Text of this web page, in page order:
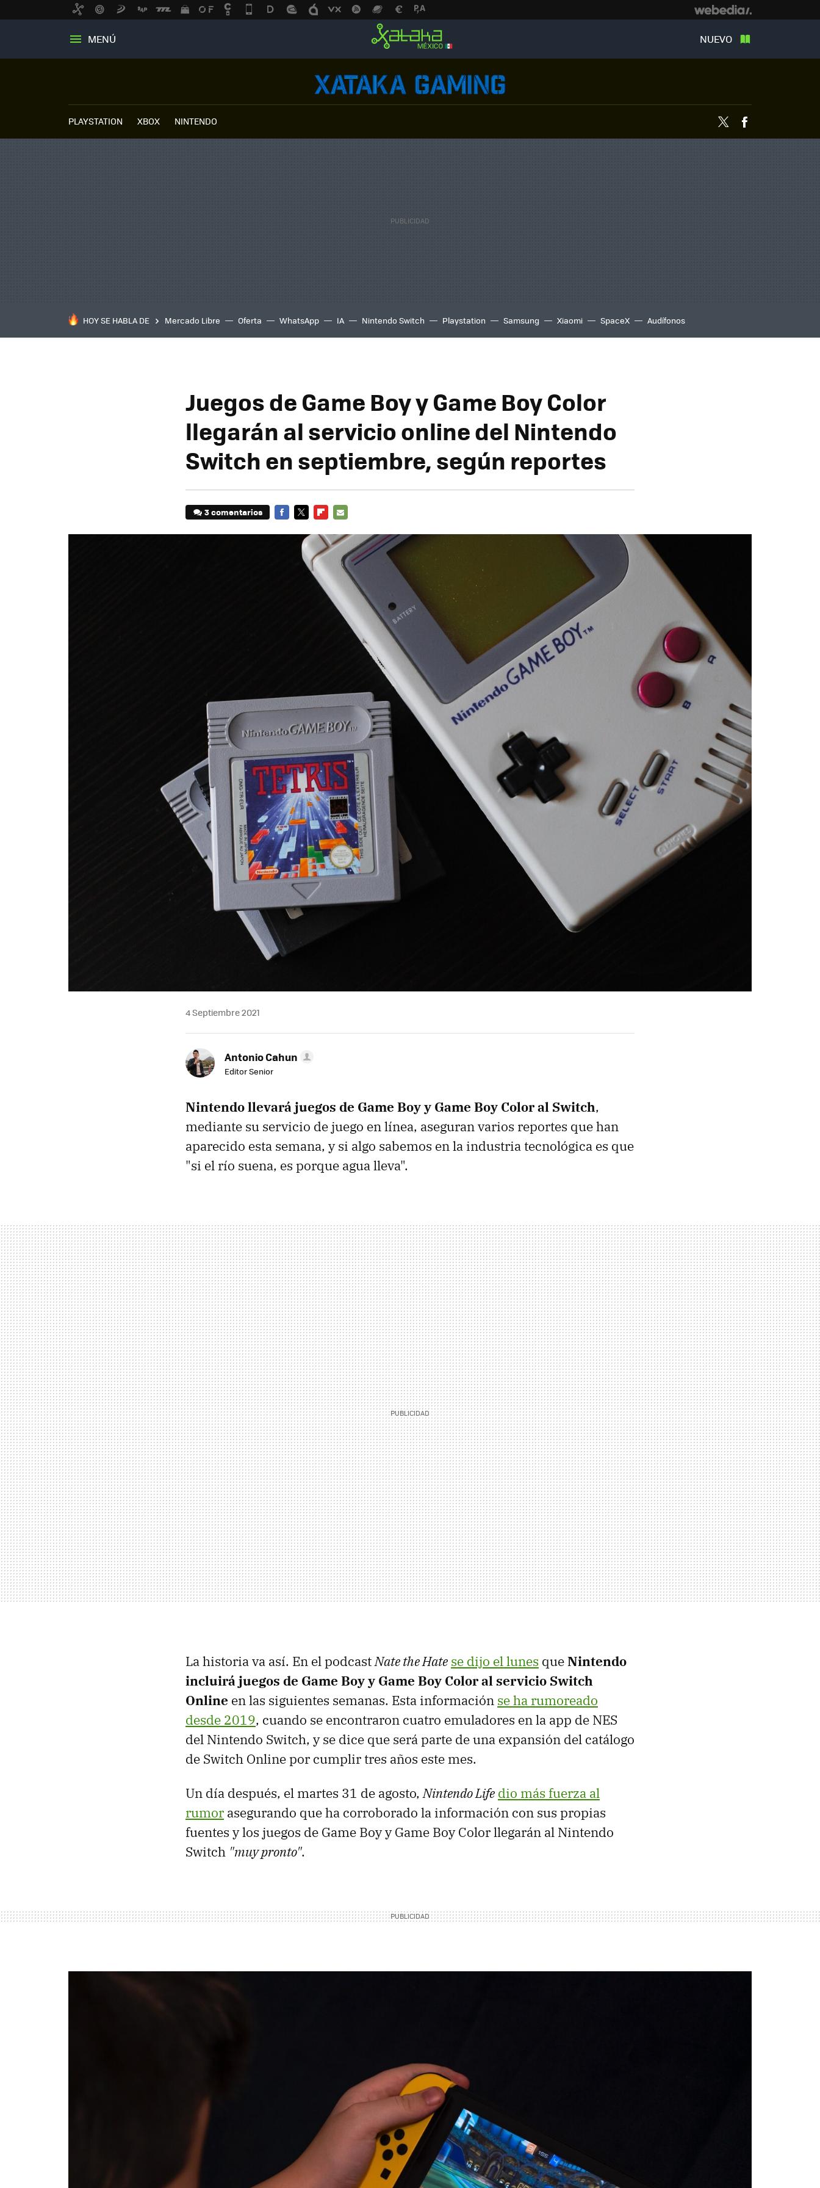
MENÚ NUEVO
PLAYSTATION XBOX NINTENDO Twitter
HOY SE HABLA DE Mercado Libre Oferta WhatsApp IA Nintendo Switch Playstation Samsung Xiaomi SpaceX Audífonos
Juegos de Game Boy y Game Boy Color
llegarán al servicio online del Nintendo
Switch en septiembre, según reportes
3 comentarios
MAIL
4 Septiembre 2021
Antonio Cahun
Editor Senior
Nintendo llevará juegos de Game Boy y Game Boy Color al Switch,
mediante su servicio de juego en línea, aseguran varios reportes que han
aparecido esta semana, y si algo sabemos en la industria tecnológica es que
"si el río suena, es porque agua lleva".
La historia va así. En el podcastNate the Hate se dijo el lunes queNintendo
incluirá juegos de Game Boy y Game Boy Color al servicio Switch
Online en las siguientes semanas. Esta información se ha rumoreado
desde 2019, cuando se encontraron cuatro emuladores en la app de NES
del Nintendo Switch, y se dice que será parte de una expansión del catálogo
de Switch Online por cumplir tres años este mes.
Un día después, el martes 31 de agosto,Nintendo Life dio más fuerza al
rumor asegurando que ha corroborado la información con sus propias
fuentes y los juegos de Game Boy y Game Boy Color llegarán al Nintendo
Switch "muy pronto".